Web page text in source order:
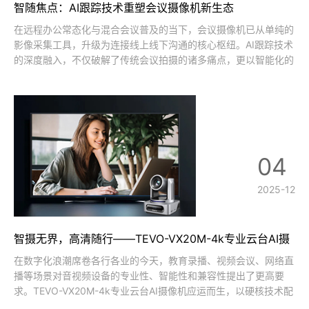
智随焦点：AI跟踪技术重塑会议摄像机新生态
在远程办公常态化与混合会议普及的当下，会议摄像机已从单纯的
影像采集工具，升级为连接线上线下沟通的核心枢纽。AI跟踪技术
的深度融入，不仅破解了传统会议拍摄的诸多痛点，更以智能化的
智摄无界，高清随行——TEVO-VX20M-4k专业云台AI摄
像机重塑场景体验
在数字化浪潮席卷各行各业的今天，教育录播、视频会议、网络直
播等场景对音视频设备的专业性、智能性和兼容性提出了更高要
求。TEVO-VX20M-4k专业云台AI摄像机应运而生，以硬核技术配
04
2025-12